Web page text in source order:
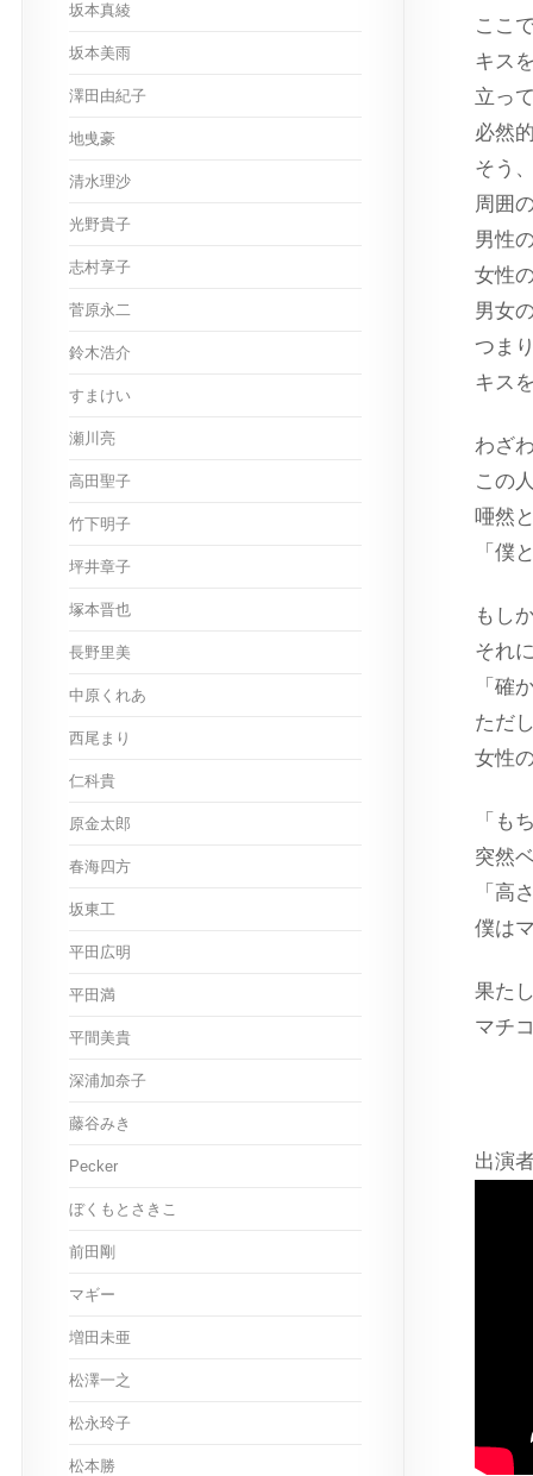
ここ
キス
立っ
必然
そう
周囲
男性
女性
男女
つま
キス
わざ
この
唖然
「僕
もし
それ
「確
ただ
女性
「も
突然
「高
僕は
果た
マチ
出演
坂本真綾
坂本美雨
澤田由紀子
地曵豪
清水理沙
光野貴子
志村享子
菅原永二
鈴木浩介
すまけい
瀬川亮
高田聖子
竹下明子
坪井章子
塚本晋也
長野里美
中原くれあ
西尾まり
仁科貴
原金太郎
春海四方
坂東工
平田広明
平田満
平間美貴
深浦加奈子
藤谷みき
Pecker
ぼくもとさきこ
前田剛
マギー
増田未亜
松澤一之
松永玲子
松本勝